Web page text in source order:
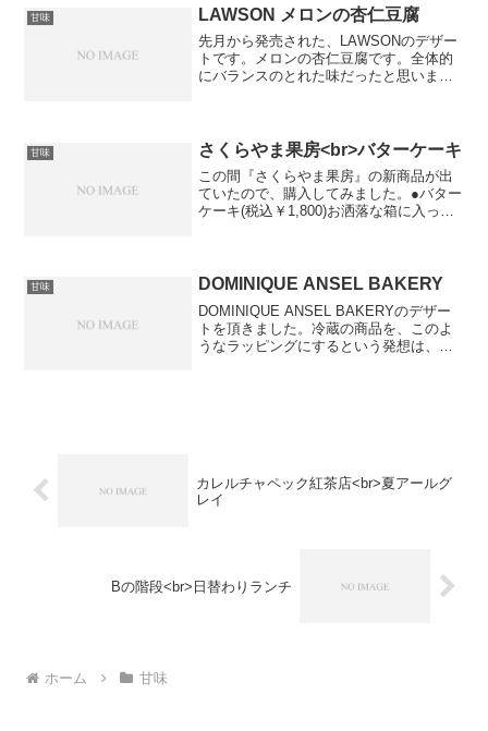
よい甘さでお茶請けにぴっ...
甘味 LAWSON メロンの杏仁豆腐
先月から発売された、LAWSONのデザー
トです。メロンの杏仁豆腐です。全体的
にバランスのとれた味だったと思います
段くらいの価値...
甘味 さくらやま果房<br>バターケーキ
この間『さくらやま果房』の新商品が出
ていたので、購入してみました。●バター
ケーキ(税込￥1,800)お洒落な箱に入って
場合は...
甘味 DOMINIQUE ANSEL BAKERY
DOMINIQUE ANSEL BAKERYのデザー
トを頂きました。冷蔵の商品を、このよ
うなラッピングにするという発想は、面
カレルチャペック紅茶店<br>夏アールグ
レイ
Bの階段<br>日替わりランチ
ホーム 甘味